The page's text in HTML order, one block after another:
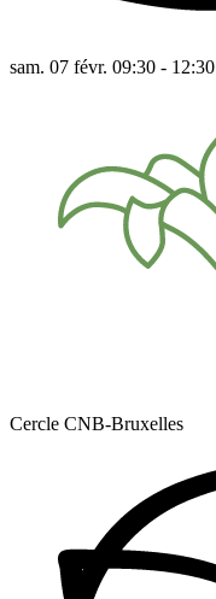
sam. 07 févr. 09:30 - 12:30
Cercle CNB-Bruxelles